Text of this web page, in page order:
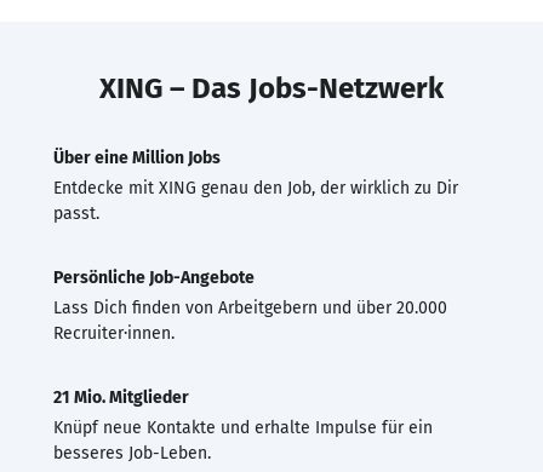
XING – Das Jobs-Netzwerk
Über eine Million Jobs
Entdecke mit XING genau den Job, der wirklich zu Dir
passt.
Persönliche Job-Angebote
Lass Dich finden von Arbeitgebern und über 20.000
Recruiter·innen.
21 Mio. Mitglieder
Knüpf neue Kontakte und erhalte Impulse für ein
besseres Job-Leben.